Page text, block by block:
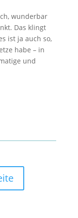
wunderbar
Das klingt
ist ja auch so,
habe – in
und